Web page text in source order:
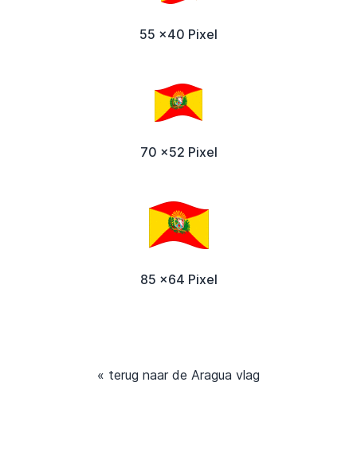
55 x40 Pixel
70 x52 Pixel
85 x64 Pixel
« terug naar de Aragua vlag